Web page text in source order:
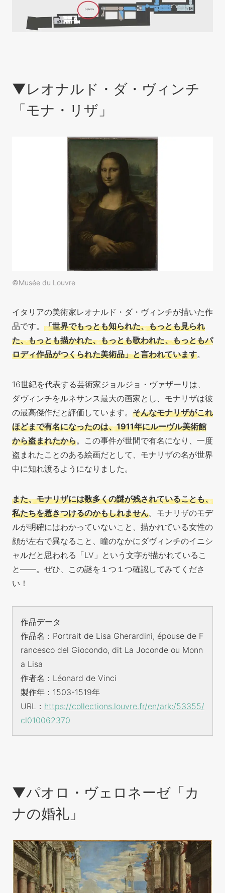
▼レオナルド・ダ・ヴィンチ
「モナ・リザ」
©Musée du Louvre
イタリアの美術家レオナルド・ダ・ヴィンチが描いた作
品です。 「世界でもっとも知られた、もっとも見られ
た、もっとも描かれた、もっとも歌われた、もっともパ
ロディ作品がつくられた美術品」と言われています。
16世紀を代表する芸術家ジョルジョ・ヴァザーリは、
ダヴィンチをルネサンス最大の画家とし、モナリザは彼
の最高傑作だと評価しています。 そんなモナリザがこれ
ほどまで有名になったのは、1911年にルーヴル美術館
から盗まれたから。この事件が世間で有名になり、一度
盗まれたことのある絵画だとして、モナリザの名が世界
中に知れ渡るようになりました。
また、モナリザには数多くの謎が残されていることも、
私たちを惹きつけるのかもしれません。モナリザのモデ
ルが明確にはわかっていないこと、描かれている女性の
顔が左右で異なること、瞳のなかにダヴィンチのイニシ
ャルだと思われる「LV」という文字が描かれているこ
と——。ぜひ、この謎を１つ１つ確認してみてくださ
い！
作品データ
作品名：Portrait de Lisa Gherardini, épouse de F
rancesco del Giocondo, dit La Joconde ou Monn
a Lisa
作者名：Léonard de Vinci
製作年：1503-1519年
URL： https://collections.louvre.fr/en/ark:/53355/
cl010062370
▼パオロ・ヴェロネーゼ「カ
ナの婚礼」